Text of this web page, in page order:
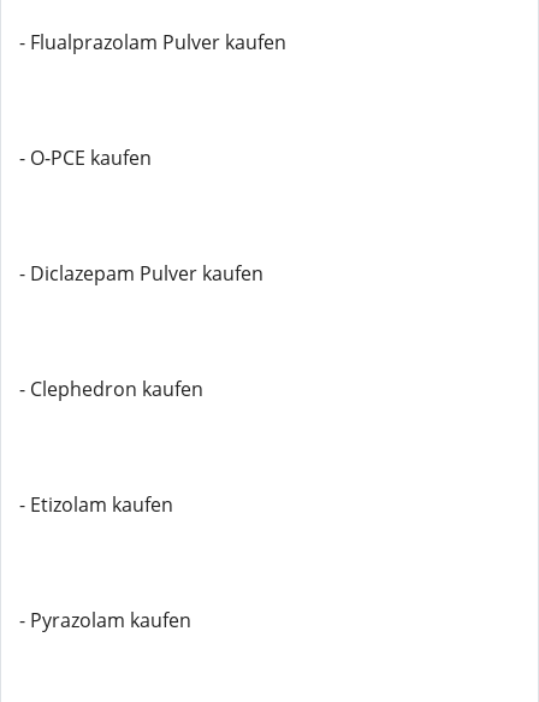
- Flualprazolam Pulver kaufen
- O-PCE kaufen
- Diclazepam Pulver kaufen
- Clephedron kaufen
- Etizolam kaufen
- Pyrazolam kaufen